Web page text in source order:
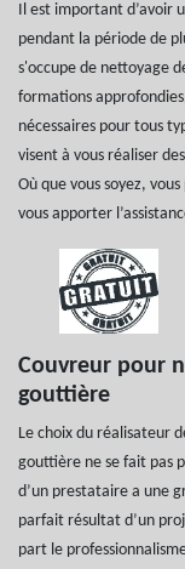
Il est important d’avoir
pendant la période de
s'occupe de nettoyage
formations
nécessaires pour tous
visent à vous réaliser
Où que vous soyez,
vous apporter
Couvreur pour
gouttière
Le choix du réalisateur
gouttière ne se fait pas
d’un prestataire a une
parfait résultat d’un
part le